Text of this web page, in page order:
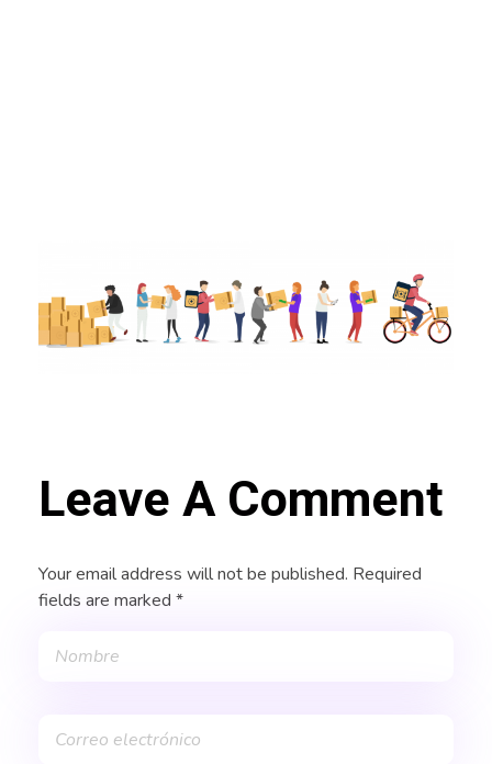
Leave A Comment
Your email address will not be published. Required
fields are marked *